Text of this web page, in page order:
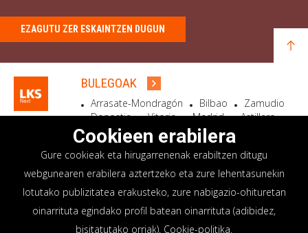
EZAGUTU ZER ESKAINTZEN DUGUN
BULEGOAK
Arrasate-Mondragón Bilbao
Zamudio
Donostia
Vitoria Madrid
Astillero
Bidart
EGOITZA SOZIALA
Goiru, 7 Arrasate-Mondragón
CP 20500 GIPUZKOA – SPAIN
+34 900 84 14 14
Cookieen erabilera
Gure cookieak eta hirugarrenenak erabiltzen ditugu
webgunearen erabilera aztertzeko eta zure lehentasunekin
lotutako publizitatea erakusteko, zure nabigazio-ohituretan
oinarrituta egindako profil batean oinarrituta (adibidez,
bisitatutako orriak). Cookie-politika.